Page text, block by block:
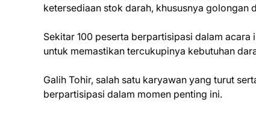
ketersediaan stok darah, khususnya golongan
Sekitar 100 peserta berpartisipasi dalam
untuk memastikan tercukupinya kebutuhan
Galih Tohir, salah satu karyawan yang turut
berpartisipasi dalam momen penting ini.